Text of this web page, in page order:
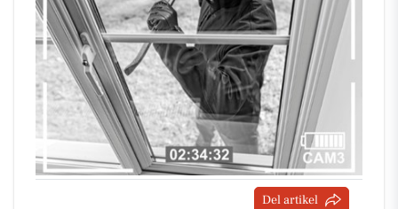
Del artikel